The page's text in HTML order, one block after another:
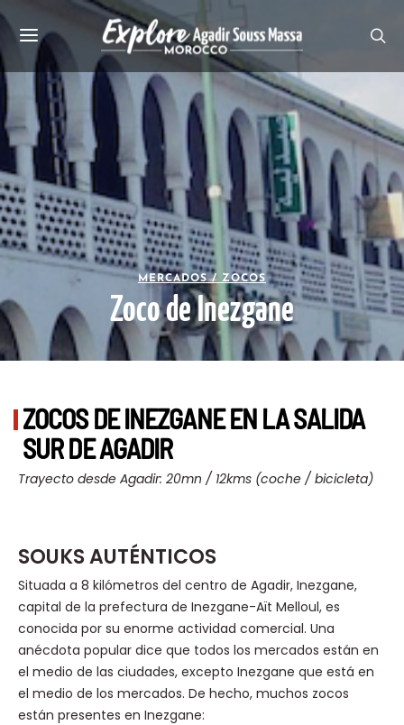
MERCADOS / ZOCOS
Zoco de Inezgane
ZOCOS DE INEZGANE EN LA SALIDA
SUR DE AGADIR
Trayecto desde Agadir: 20mn / 12kms (coche / bicicleta)
SOUKS AUTÉNTICOS
Situada a 8 kilómetros del centro de Agadir, Inezgane,
capital de la prefectura de Inezgane-Aït Melloul, es
conocida por su enorme actividad comercial. Una
anécdota popular dice que todos los mercados están en
el medio de las ciudades, excepto Inezgane que está en
el medio de los mercados. De hecho, muchos zocos
están presentes en Inezgane: